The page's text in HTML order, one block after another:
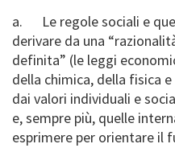
a.
Le regole sociali e
derivare da una
definita” (le leggi
della chimica, della fisica
dai valori individuali e
e, sempre più, quelle
esprimere per orientare il